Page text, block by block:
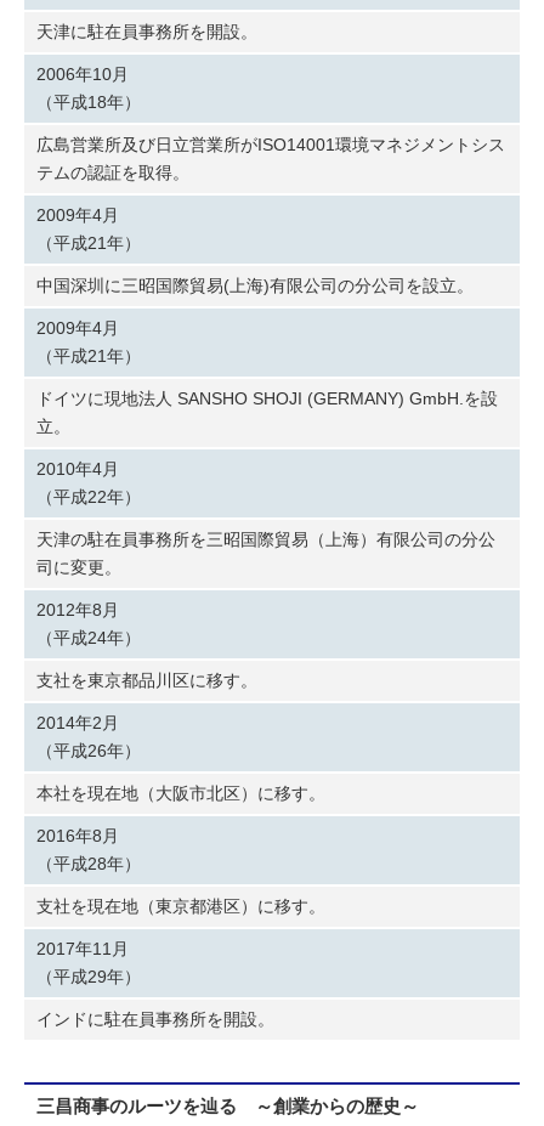
天津に駐在員事務所を開設。
2006年10月
（平成18年）
広島営業所及び日立営業所がISO14001環境マネジメントシス
テムの認証を取得。
2009年4月
（平成21年）
中国深圳に三昭国際貿易(上海)有限公司の分公司を設立。
2009年4月
（平成21年）
ドイツに現地法人 SANSHO SHOJI (GERMANY) GmbH.を設
立。
2010年4月
（平成22年）
天津の駐在員事務所を三昭国際貿易（上海）有限公司の分公
司に変更。
2012年8月
（平成24年）
支社を東京都品川区に移す。
2014年2月
（平成26年）
本社を現在地（大阪市北区）に移す。
2016年8月
（平成28年）
支社を現在地（東京都港区）に移す。
2017年11月
（平成29年）
インドに駐在員事務所を開設。
三昌商事のルーツを辿る ～創業からの歴史～